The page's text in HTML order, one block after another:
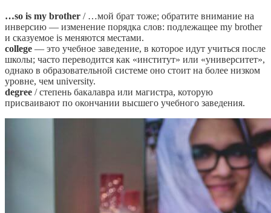
…so is my brother / …мой брат тоже; обратите внимание на
инверсию — изменение порядка слов: подлежащее my brother
и сказуемое is меняются местами.
college — это учебное заведение, в которое идут учиться после
школы; часто переводится как «институт» или «университет»,
однако в образовательной системе оно стоит на более низком
уровне, чем university.
degree / степень бакалавра или магистра, которую
присваивают по окончании высшего учебного заведения.